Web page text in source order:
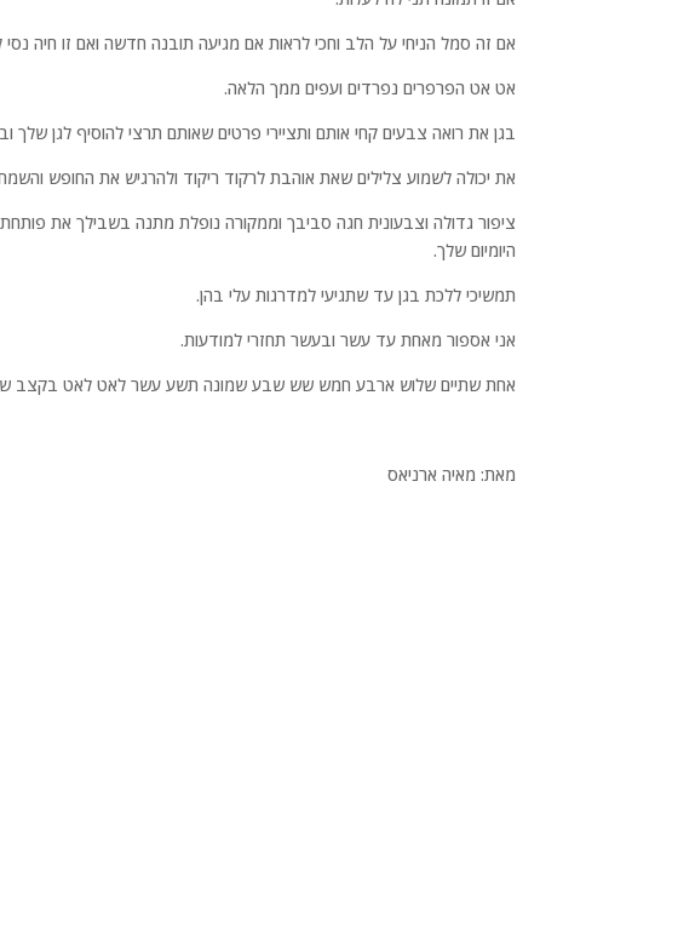
אם זה סמל הניחי על הלב וחכי לראות אם מגיעה תובנה חדשה ואם זו חיה
אט אט הפרפרים נפרדים ועפים ממך הלאה.
בגן את רואה צבעים קחי אותם ותציירי פרטים שאותם תרצי להוסיף לגן שלך
את יכולה לשמוע צלילים שאת אוהבת לרקוד ריקוד ולהרגיש את החופש
ציפור גדולה וצבעונית חגה סביבך וממקורה נופלת מתנה בשבילך את
היומיום שלך.
תמשיכי ללכת בגן עד שתגיעי למדרגות עלי בהן.
אני אספור מאחת עד עשר ובעשר תחזרי למודעות.
אחת שתיים שלוש ארבע חמש שש שבע שמונה תשע עשר לאט לאט בקצב שלך
מאת: מאיה ארניאס